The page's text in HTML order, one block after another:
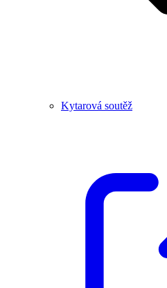
Kytarová soutěž